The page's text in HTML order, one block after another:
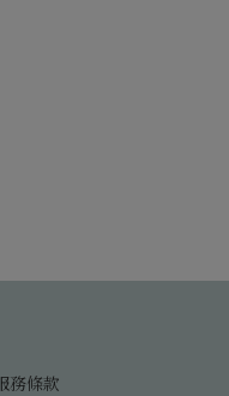
務條款